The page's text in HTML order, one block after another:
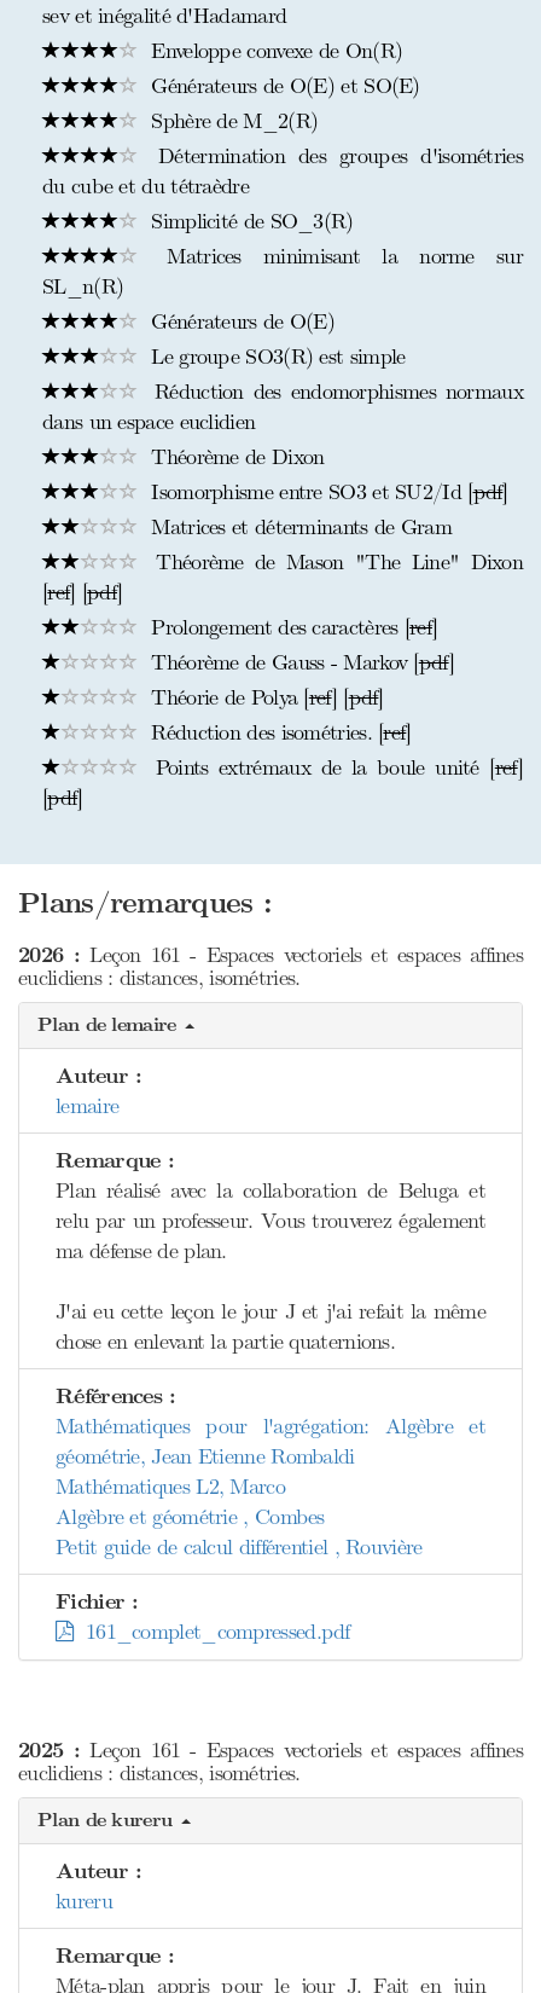
sev et inégalité d'Hadamard
Enveloppe convexe de On(R)
Générateurs de O(E) et SO(E)
Sphère de M_2(R)
Détermination des groupes d'isométries
du cube et du tétraèdre
Simplicité de SO_3(R)
Matrices minimisant la norme sur
SL_n(R)
Générateurs de O(E)
Le groupe SO3(R) est simple
Réduction des endomorphismes normaux
dans un espace euclidien
Théorème de Dixon
Isomorphisme entre SO3 et SU2/Id [pdf]
Matrices et déterminants de Gram
Théorème de Mason "The Line" Dixon
[ref] [pdf]
Prolongement des caractères [ref]
Théorème de Gauss - Markov [pdf]
Théorie de Polya [ref] [pdf]
Réduction des isométries. [ref]
Points extrémaux de la boule unité [ref]
[pdf]
Plans/remarques :
2026 : Leçon 161 - Espaces vectoriels et espaces affines
euclidiens : distances, isométries.
Plan de lemaire
Auteur :
lemaire
Remarque :
Plan réalisé avec la collaboration de Beluga et
relu par un professeur. Vous trouverez également
ma défense de plan.
J'ai eu cette leçon le jour J et j'ai refait la même
chose en enlevant la partie quaternions.
Références :
Mathématiques pour l'agrégation: Algèbre et
géométrie, Jean Etienne Rombaldi
Mathématiques L2, Marco
Algèbre et géométrie , Combes
Petit guide de calcul différentiel , Rouvière
Fichier :
161_complet_compressed.pdf
2025 : Leçon 161 - Espaces vectoriels et espaces affines
euclidiens : distances, isométries.
Plan de kureru
Auteur :
kureru
Remarque :
Méta-plan appris pour le jour J. Fait en juin